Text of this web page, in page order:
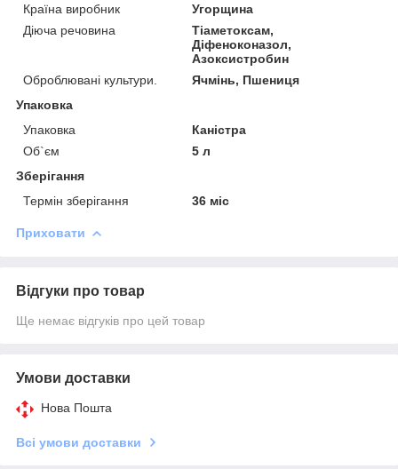
Країна виробник
Угорщина
Діюча речовина
Тіаметоксам,
Діфеноконазол,
Азоксистробин
Оброблювані культури.
Ячмінь, Пшениця
Упаковка
Упаковка
Каністра
Об`єм
5 л
Зберігання
Термін зберігання
36 міс
Приховати
Відгуки про товар
Ще немає відгуків про цей товар
Умови доставки
Нова Пошта
Всі умови доставки